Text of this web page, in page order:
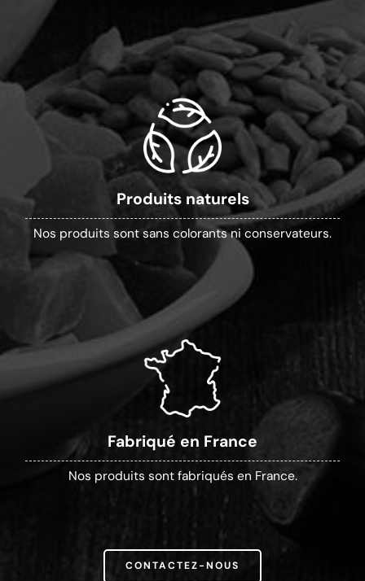
Produits naturels
Nos produits sont sans colorants ni conservateurs.
Fabriqué en France
Nos produits sont fabriqués en France.
CONTACTEZ-NOUS